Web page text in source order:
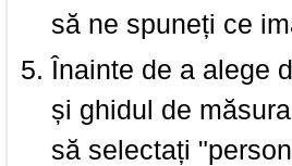
să ne spuneți ce
Înainte de a alege
și ghidul de
să selectați